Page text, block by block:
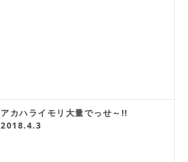
アカハライモリ大量でっせ～!!
2018.4.3